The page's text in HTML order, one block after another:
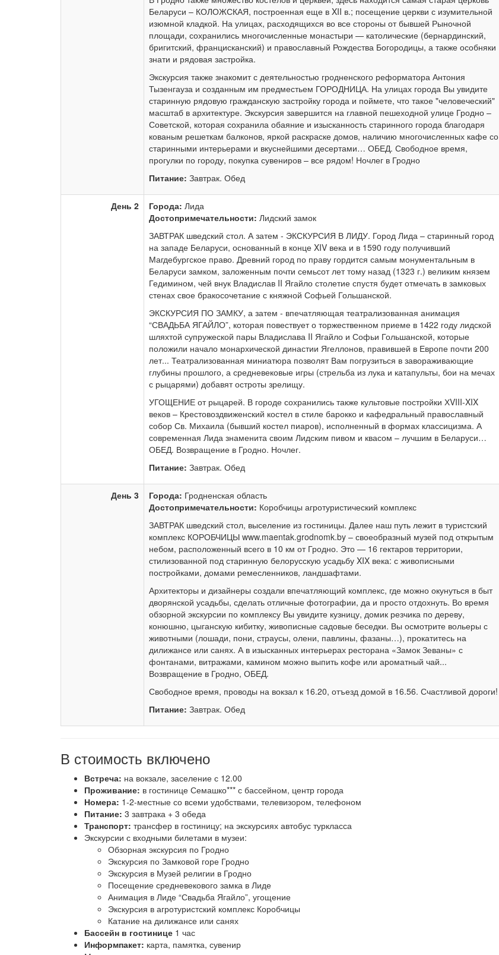
Беларуси – КОЛОЖСКАЯ, построенная еще в XII в.; посещение церкви с изумительной
изюмной кладкой. На улицах, расходящихся во все стороны от бывшей Рыночной
площади, сохранились многочисленные монастыри — католические (бернардинский,
бригитский, францисканский) и православный Рождества Богородицы, а также особняки
знати и рядовая застройка.
Экскурсия также знакомит с деятельностью гродненского реформатора Антония
Тызенгауза и созданным им предместьем ГОРОДНИЦА. На улицах города Вы увидите
старинную рядовую гражданскую застройку города и поймете, что такое "человеческий"
масштаб в архитектуре. Экскурсия завершится на главной пешеходной улице Гродно –
Советской, которая сохранила обаяние и изысканность старинного города благодаря
кованым решеткам балконов, яркой раскраске домов, наличию многочисленных кафе со
старинными интерьерами и вкуснейшими десертами… ОБЕД. Свободное время,
прогулки по городу, покупка сувениров – все рядом! Ночлег в Гродно
Питание: Завтрак. Обед
День 2 Города: Лида
Достопримечательности: Лидский замок
ЗАВТРАК шведский стол. А затем - ЭКСКУРСИЯ В ЛИДУ. Город Лида – старинный город
на западе Беларуси, основанный в конце XIV века и в 1590 году получивший
Магдебургское право. Древний город по праву гордится самым монументальным в
Беларуси замком, заложенным почти семьсот лет тому назад (1323 г.) великим князем
Гедимином, чей внук Владислав II Ягайло столетие спустя будет отмечать в замковых
стенах свое бракосочетание с княжной Софьей Гольшанской.
ЭКСКУРСИЯ ПО ЗАМКУ, а затем - впечатляющая театрализованная анимация
“СВАДЬБА ЯГАЙЛО”, которая повествует о торжественном приеме в 1422 году лидской
шляхтой супружеской пары Владислава II Ягайло и Софьи Гольшанской, которые
положили начало монархической династии Ягеллонов, правившей в Европе почти 200
лет... Театрализованная миниатюра позволят Вам погрузиться в завораживающие
глубины прошлого, а средневековые игры (стрельба из лука и катапульты, бои на мечах
с рыцарями) добавят остроты зрелищу.
УГОЩЕНИЕ от рыцарей. В городе сохранились также культовые постройки ХVIII-XIX
веков – Крестовоздвиженский костел в стиле барокко и кафедральный православный
собор Св. Михаила (бывший костел пиаров), исполненный в формах классицизма. А
современная Лида знаменита своим Лидским пивом и квасом – лучшим в Беларуси…
ОБЕД. Возвращение в Гродно. Ночлег.
Питание: Завтрак. Обед
День 3 Города: Гродненская область
Достопримечательности: Коробчицы агротуристический комплекс
ЗАВТРАК шведский стол, выселение из гостиницы. Далее наш путь лежит в туристский
комплекс КОРОБЧИЦЫ www.maentak.grodnomk.by – своеобразный музей под открытым
небом, расположенный всего в 10 км от Гродно. Это — 16 гектаров территории,
стилизованной под старинную белорусскую усадьбу XIX века: с живописными
постройками, домами ремесленников, ландшафтами.
Архитекторы и дизайнеры создали впечатляющий комплекс, где можно окунуться в быт
дворянской усадьбы, сделать отличные фотографии, да и просто отдохнуть. Во время
обзорной экскурсии по комплексу Вы увидите кузницу, домик резчика по дереву,
конюшню, цыганскую кибитку, живописные садовые беседки. Вы осмотрите вольеры с
животными (лошади, пони, страусы, олени, павлины, фазаны…), прокатитесь на
дилижансе или санях. А в изысканных интерьерах ресторана «Замок Зеваны» с
фонтанами, витражами, камином можно выпить кофе или ароматный чай...
Возвращение в Гродно, ОБЕД.
Свободное время, проводы на вокзал к 16.20, отъезд домой в 16.56. Счастливой дороги!
Питание: Завтрак. Обед
В стоимость включено
Встреча: на вокзале, заселение с 12.00
Проживание: в гостинице Семашко*** с бассейном, центр города
Номера: 1-2-местные со всеми удобствами, телевизором, телефоном
Питание: 3 завтрака + 3 обеда
Транспорт: трансфер в гостиницу; на экскурсиях автобус туркласса
Экскурсии с входными билетами в музеи:
Обзорная экскурсия по Гродно
Экскурсия по Замковой горе Гродно
Экскурсия в Музей религии в Гродно
Посещение средневекового замка в Лиде
Анимация в Лиде “Свадьба Ягайло”, угощение
Экскурсия в агротуристский комплекс Коробчицы
Катание на дилижансе или санях
Бассейн в гостинице 1 час
Информпакет: карта, памятка, сувенир